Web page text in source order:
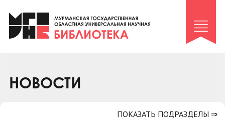
Клуб «Гиря и сельдерей»
Клуб «Семейный архив»
Коллегам
НОВОСТИ
ПОКАЗАТЬ ПОДРАЗДЕЛЫ ⇒